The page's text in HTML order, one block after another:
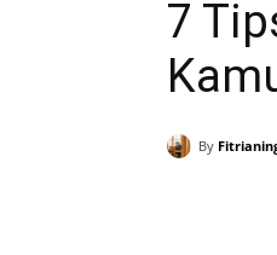
7
By